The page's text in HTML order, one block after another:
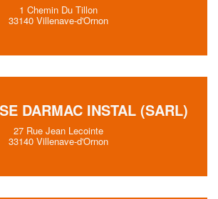
1 Chemin Du Tillon
33140 Villenave-d'Ornon
DARMAC INSTAL (SARL)
27 Rue Jean Lecointe
33140 Villenave-d'Ornon